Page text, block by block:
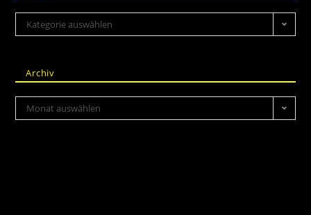
Kategorie auswählen
Archiv
Monat auswählen